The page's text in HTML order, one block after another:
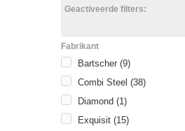
Geactiveerde filters:
Fabrikant
Bartscher (9)
Combi Steel (38)
Diamond (1)
Exquisit (15)